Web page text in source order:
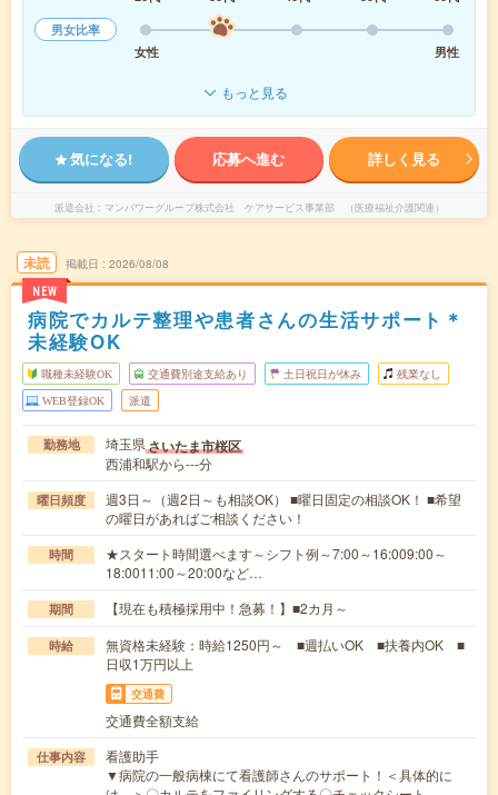
男女比率
女性
男性
もっと見る
気になる! 応募へ進む 詳しく見る
派遣会社 マンパワーグループ株式会社 ケアサービス事業部 （医療福祉介護関連）
未読
NEW
掲載日 2026/08/08
病院でカルテ整理や患者さんの生活サポート＊
未経験OK
職種未経験OK 交通費別途支給あり 土日祝日が休み 残業なし
WEB登録OK 派遣
勤務地 埼玉県さいたま市桜区
西浦和駅から---分
曜日頻度
週3日～（週2日～も相談OK） ■曜日固定の相談OK！ ■希望
の曜日があればご相談ください！
時間
★スタート時間選べます～シフト例～7:00～16:009:00～
18:0011:00～20:00など…
期間 【現在も積極採用中！急募！】■2カ月～
時給
無資格未経験：時給1250円～ ■週払いOK ■扶養内OK ■
日収1万円以上
交通費
交通費全額支給
仕事内容
看護助手
▼病院の一般病棟にて看護師さんのサポート！＜具体的に